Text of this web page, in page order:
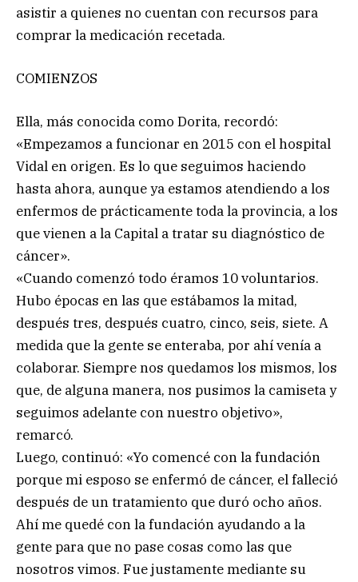
asistir a quienes no cuentan con recursos para
comprar la medicación recetada.
COMIENZOS
Ella, más conocida como Dorita, recordó:
«Empezamos a funcionar en 2015 con el hospital
Vidal en origen. Es lo que seguimos haciendo
hasta ahora, aunque ya estamos atendiendo a los
enfermos de prácticamente toda la provincia, a los
que vienen a la Capital a tratar su diagnóstico de
cáncer».
«Cuando comenzó todo éramos 10 voluntarios.
Hubo épocas en las que estábamos la mitad,
después tres, después cuatro, cinco, seis, siete. A
medida que la gente se enteraba, por ahí venía a
colaborar. Siempre nos quedamos los mismos, los
que, de alguna manera, nos pusimos la camiseta y
seguimos adelante con nuestro objetivo»,
remarcó.
Luego, continuó: «Yo comencé con la fundación
porque mi esposo se enfermó de cáncer, el falleció
después de un tratamiento que duró ocho años.
Ahí me quedé con la fundación ayudando a la
gente para que no pase cosas como las que
nosotros vimos. Fue justamente mediante su